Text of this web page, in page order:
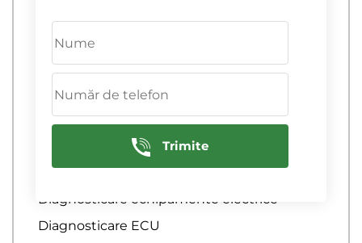
Diagnosticare computerizata a sistemului
de aprindere
Diagnosticare computerizata auto
diagnosticare computerizata auto
Diagnosticare computernica a motoarelor
de camioane de marfa
Diagnosticare cremaliera de directie
Diagnosticare echipamente electrice
Diagnosticare ECU
Trimite